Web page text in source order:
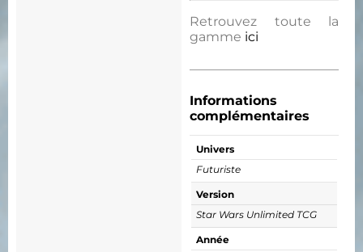
Retrouvez toute la
gamme ici
Informations
complémentaires
Univers
Futuriste
Version
Star Wars Unlimited TCG
Année